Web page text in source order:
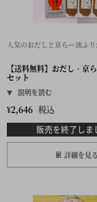
人気のおだしと京らー油ふ
【送料無料】おだし・京
セット
¥2,646 税込
販売を終了しま
詳細を見る